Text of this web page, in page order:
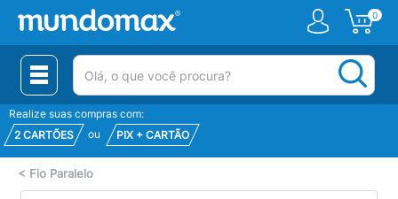
0
(pesquisar)
Realize suas compras com:
2 CARTÕES
ou PIX + CARTÃO
< Fio Paralelo